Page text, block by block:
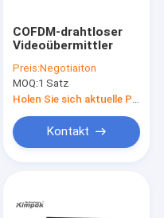
COFDM-drahtloser
Videoübermittler
Preis:Negotiaiton
MOQ:1 Satz
Kontakt